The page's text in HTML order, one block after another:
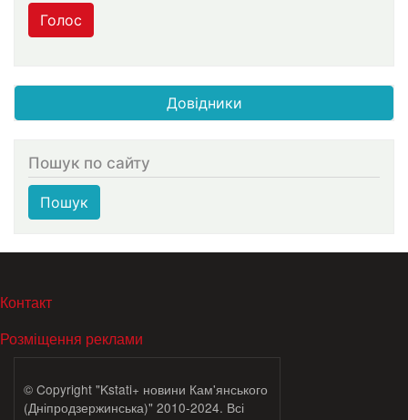
Голос
Довідники
Пошук по сайту
Пошук
МЕНЮ В ПОДВАЛЕ
Контакт
Розміщення реклами
© Copyright "Kstati+ новини Кам'янського
(Дніпродзержинська)" 2010-2024. Всі